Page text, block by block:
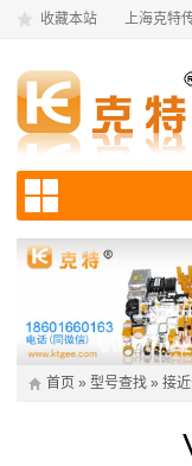
收藏本站 上海克特
首页 » 型号查找 » 接